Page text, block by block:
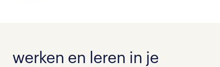
werken en leren in je